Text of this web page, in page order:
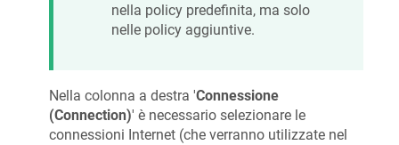
nella policy predefinita, ma solo
nelle policy aggiuntive.
Nella colonna a destra 'Connessione
(Connection)' è necessario selezionare le
connessioni Internet (che verranno utilizzate nel